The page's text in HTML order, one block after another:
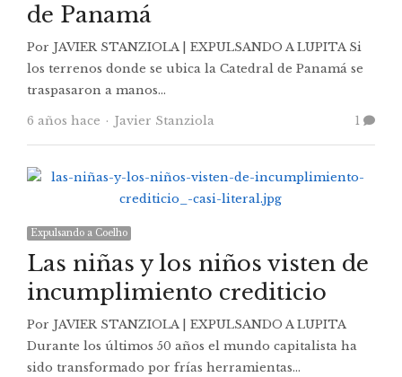
de Panamá
Por JAVIER STANZIOLA | EXPULSANDO A LUPITA Si
los terrenos donde se ubica la Catedral de Panamá se
traspasaron a manos…
6 años hace
Autor
Javier Stanziola 1
Expulsando a Coelho
Las niñas y los niños visten de
incumplimiento crediticio
Por JAVIER STANZIOLA | EXPULSANDO A LUPITA
Durante los últimos 50 años el mundo capitalista ha
sido transformado por frías herramientas…